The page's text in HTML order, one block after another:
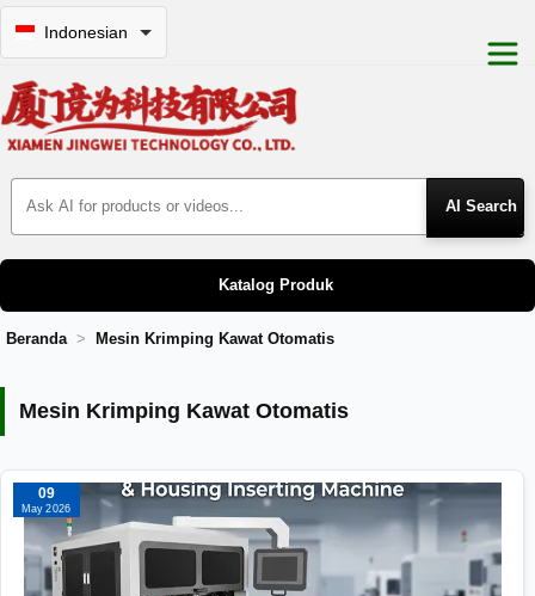
Indonesian
Search Products
Katalog Produk
Beranda Mesin Krimping Kawat Otomatis
Mesin Krimping Kawat Otomatis
09
May 2026